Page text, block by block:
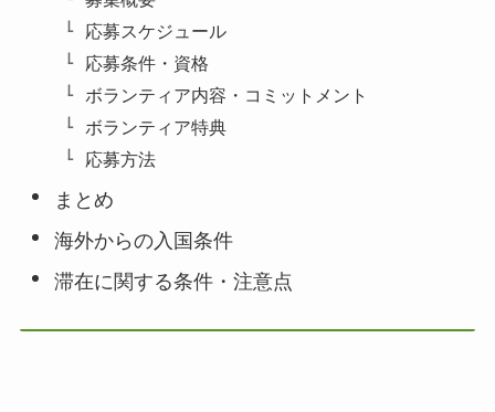
応募スケジュール
応募条件・資格
ボランティア内容・コミットメント
ボランティア特典
応募方法
まとめ
海外からの入国条件
滞在に関する条件・注意点